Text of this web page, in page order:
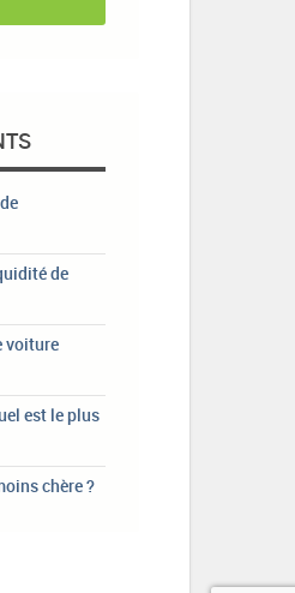
de
voiture
est le plus
chère ?